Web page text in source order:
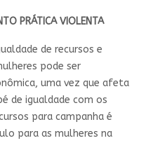
PRÁTICA VIOLENTA
de recursos e
pode ser
uma vez que afeta
de igualdade com os
para campanha é
para as mulheres na